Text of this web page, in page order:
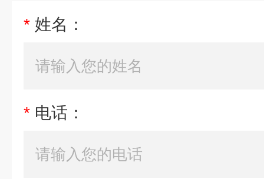
* 姓名：
* 电话：